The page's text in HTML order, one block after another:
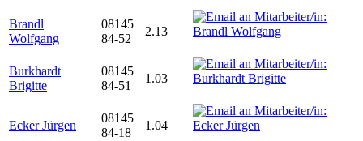
Brandl
Wolfgang
08145
84-52
2.13
Burkhardt
Brigitte
08145
84-51
1.03
Ecker Jürgen
08145
84-18
1.04